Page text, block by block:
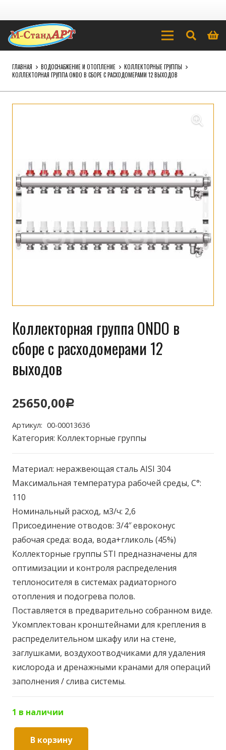
ГЛАВНАЯ ВОДОСНАБЖЕНИЕ И ОТОПЛЕНИЕ
КОЛЛЕКТОРНЫЕ ГРУППЫ
КОЛЛЕКТОРНАЯ ГРУППА ONDO В СБОРЕ С РАСХОДОМЕРАМИ 12 ВЫХОДОВ
Коллекторная группа ONDO в
сборе с расходомерами 12
выходов
25650,00Р
Артикул: 00-00013636
Категория: Коллекторные группы
Материал: неражвеющая сталь AISI 304
Максимальная температура рабочей среды, С°:
110
Номинальный расход, м3/ч: 2,6
Присоединение отводов: 3/4″ евроконус
рабочая среда: вода, вода+гликоль (45%)
Коллекторные группы STI предназначены для
оптимизации и контроля распределения
теплоносителя в системах радиаторного
отопления и подогрева полов.
Поставляется в предварительно собранном виде.
Укомплектован кронштейнами для крепления в
распределительном шкафу или на стене,
заглушками, воздухоотводчиками для удаления
кислорода и дренажными кранами для операций
заполнения / слива системы.
1 в наличии
Количество
В корзину